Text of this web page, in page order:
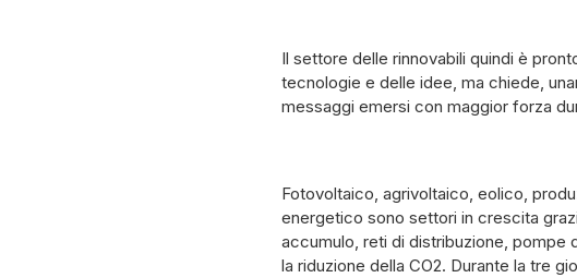
Il settore delle rinnovabili quindi è
tecnologie e delle idee, ma chiede,
messaggi emersi con maggior forza
Fotovoltaico, agrivoltaico, eolico,
energetico sono settori in crescita
accumulo, reti di distribuzione, pompe
la riduzione della CO2. Durante la tre